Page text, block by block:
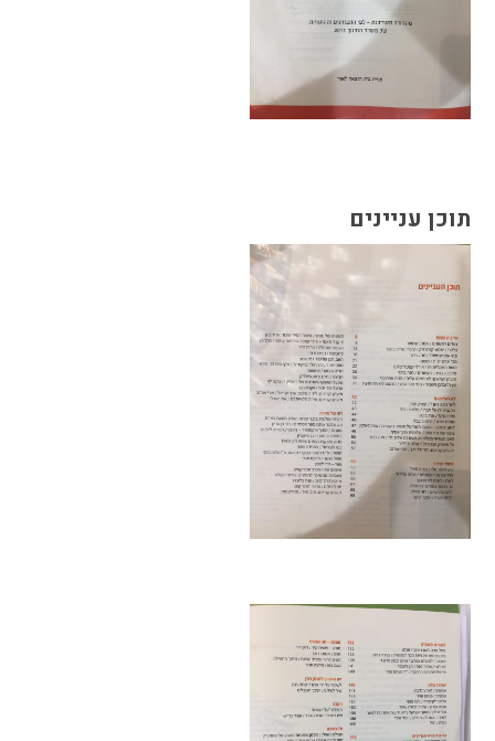
תוכן עניינים